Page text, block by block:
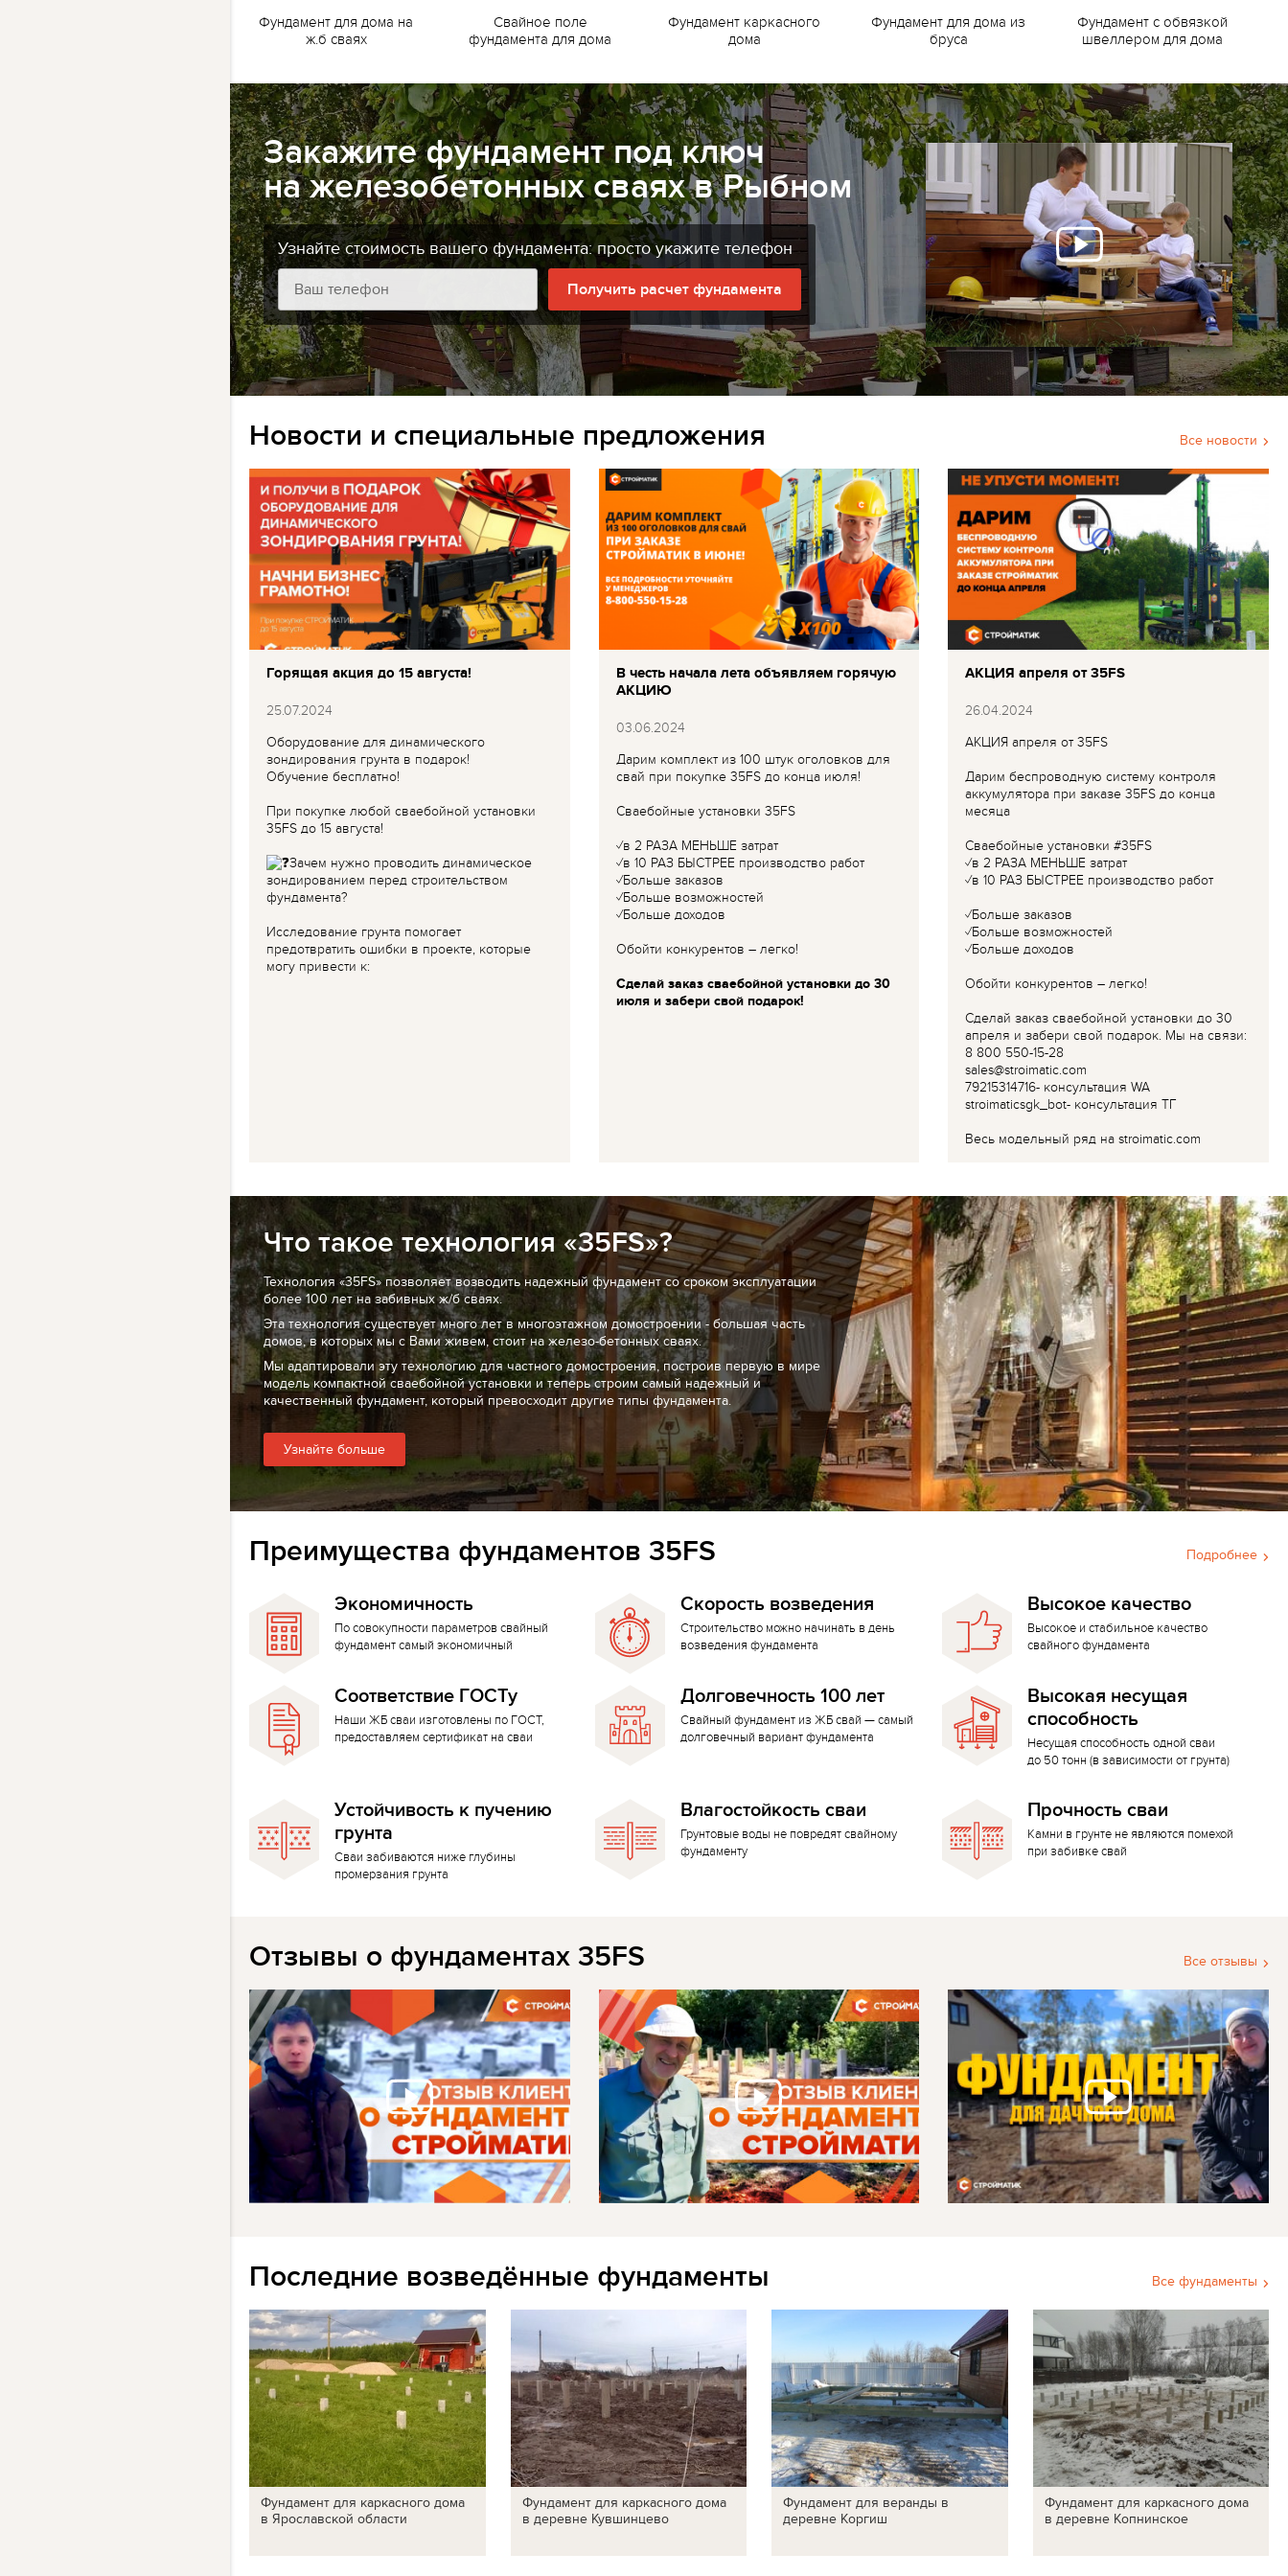
Фундамент для дома на
ж.б сваях
Свайное поле
фундамента для дома
Фундамент каркасного
дома
Фундамент для дома из
бруса
Фундамент с обвязкой
швеллером для дома
Закажите фундамент под ключ
на железобетонных сваях в Рыбном
Узнайте стоимость вашего фундамента: просто укажите телефон
Получить расчет фундамента
Все новости
Новости и специальные предложения
Горящая акция до 15 августа!
25.07.2024
Оборудование для динамического
зондирования грунта в подарок!
Обучение бесплатно!
При покупке любой сваебойной установки
35FS до 15 августа!
Зачем нужно проводить динамическое
зондированием перед строительством
фундамента?
Исследование грунта помогает
предотвратить ошибки в проекте, которые
могу привести к:
В честь начала лета объявляем горячую
АКЦИЮ
03.06.2024
Дарим комплект из 100 штук оголовков для
свай при покупке 35FS до конца июля!
Сваебойные установки 35FS
✓в 2 РАЗА МЕНЬШЕ затрат
✓в 10 РАЗ БЫСТРЕЕ производство работ
✓Больше заказов
✓Больше возможностей
✓Больше доходов
Обойти конкурентов – легко!
Сделай заказ сваебойной установки до 30
июля и забери свой подарок!
АКЦИЯ апреля от 35FS
26.04.2024
АКЦИЯ апреля от 35FS
Дарим беспроводную систему контроля
аккумулятора при заказе 35FS до конца
месяца
Сваебойные установки #35FS
✓в 2 РАЗА МЕНЬШЕ затрат
✓в 10 РАЗ БЫСТРЕЕ производство работ
✓Больше заказов
✓Больше возможностей
✓Больше доходов
Обойти конкурентов – легко!
Сделай заказ сваебойной установки до 30
апреля и забери свой подарок. Мы на связи:
8 800 550-15-28
sales@stroimatic.com
79215314716- консультация WA
stroimaticsgk_bot- консультация ТГ
Весь модельный ряд на stroimatic.com
Что такое технология «35FS»?
Технология «35FS» позволяет возводить надежный фундамент со сроком эксплуатации
более 100 лет на забивных ж/б сваях.
Эта технология существует много лет в многоэтажном домостроении - большая часть
домов, в которых мы с Вами живем, стоит на железо-бетонных сваях.
Мы адаптировали эту технологию для частного домостроения, построив первую в мире
модель компактной сваебойной установки и теперь строим самый надежный и
качественный фундамент, который превосходит другие типы фундамента.
Узнайте больше
Подробнее
Преимущества фундаментов 35FS
Экономичность
По совокупности параметров свайный
фундамент самый экономичный
Скорость возведения
Строительство можно начинать в день
возведения фундамента
Высокое качество
Высокое и стабильное качество
свайного фундамента
Соответствие ГОСТу
Наши ЖБ сваи изготовлены по ГОСТ,
предоставляем сертификат на сваи
Долговечность 100 лет
Свайный фундамент из ЖБ свай — самый
долговечный вариант фундамента
Высокая несущая
способность
Несущая способность одной сваи
до 50 тонн (в зависимости от грунта)
Устойчивость к пучению
грунта
Сваи забиваются ниже глубины
промерзания грунта
Влагостойкость сваи
Грунтовые воды не повредят свайному
фундаменту
Прочность сваи
Камни в грунте не являются помехой
при забивке свай
Все отзывы
Отзывы о фундаментах 35FS
Все фундаменты
Последние возведённые фундаменты
Фундамент для каркасного дома
в Ярославской области
Фундамент для каркасного дома
в деревне Кувшинцево
Фундамент для веранды в
деревне Коргиш
Фундамент для каркасного дома
в деревне Копнинское